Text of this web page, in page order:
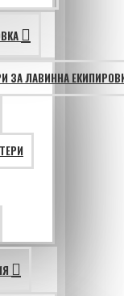
ЗА ЛАВИННА